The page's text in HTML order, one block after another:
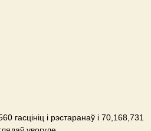
гасцініц і рэстаранаў і 70,168,731